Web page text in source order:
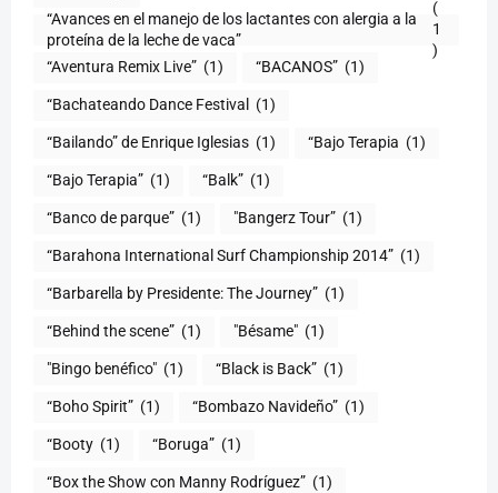
“Avances en el manejo de los lactantes con alergia a la
proteína de la leche de vaca”
(
1
)
“Aventura Remix Live” (1) “BACANOS” (1)
“Bachateando Dance Festival (1)
“Bailando” de Enrique Iglesias (1) “Bajo Terapia (1)
“Bajo Terapia” (1) “Balk” (1)
“Banco de parque” (1) "Bangerz Tour” (1)
“Barahona International Surf Championship 2014” (1)
“Barbarella by Presidente: The Journey” (1)
“Behind the scene” (1) "Bésame" (1)
"Bingo benéfico" (1) “Black is Back” (1)
“Boho Spirit” (1) “Bombazo Navideño” (1)
“Booty (1) “Boruga” (1)
“Box the Show con Manny Rodríguez” (1)